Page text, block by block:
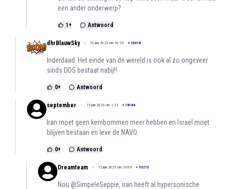
een ander onderwerp?
1+ Antwoord
dhrBlauwSky 14 juni 2025 om 16:25 + 20018
Inderdaad. Het einde van de wereld is ook al zo ongeveer
sinds DDS bestaat nabij!!
0+ Antwoord
september 15 juni 2025 om 1:13 + 18184
Iran moet geen kernbommen meer hebben en Israel moet
blijven bestaan en leve de NAVO.
0+ Antwoord
Dreamteam 15 juni 2025 om 23:09 + 93273
Nou @SimpeleSeppie, iran heeft al hypersonische